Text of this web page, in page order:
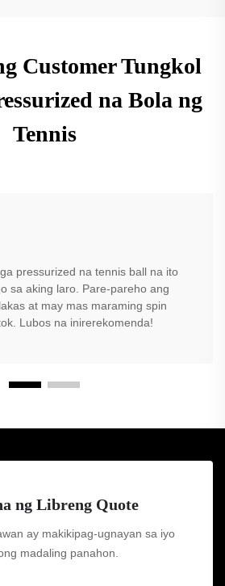
Customer Tungkol
na Bola ng
Tennis
pressurized na tennis ball na ito
sa aking laro. Pare-pareho ang
at may mas maraming spin
Lubos na inirerekomenda!
ng Libreng Quote
ay makikipag-ugnayan sa iyo
madaling panahon.